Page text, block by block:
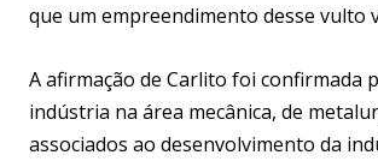
que um empreendimento desse vulto
A afirmação de Carlito foi confirmada
indústria na área mecânica, de
associados ao desenvolvimento da